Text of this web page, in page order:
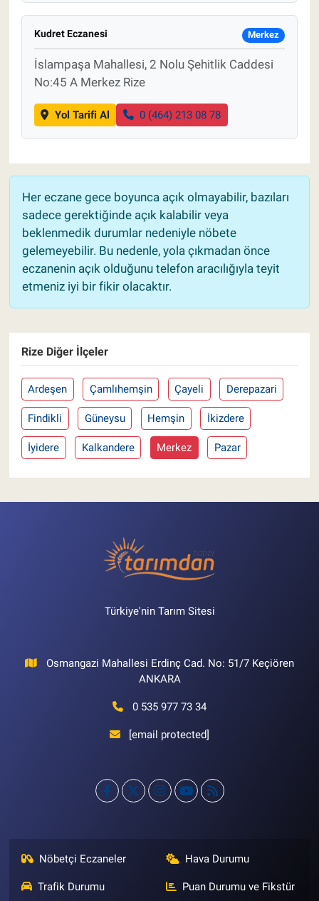
Kudret Eczanesi Merkez
İslampaşa Mahallesi, 2 Nolu Şehitlik Caddesi
No:45 A Merkez Rize
Yol Tarifi Al 0 (464) 213 08 78
Her eczane gece boyunca açık olmayabilir, bazıları
sadece gerektiğinde açık kalabilir veya
beklenmedik durumlar nedeniyle nöbete
gelemeyebilir. Bu nedenle, yola çıkmadan önce
eczanenin açık olduğunu telefon aracılığıyla teyit
etmeniz iyi bir fikir olacaktır.
Rize Diğer İlçeler
Ardeşen Çamlıhemşin Çayeli Derepazari
Findikli Güneysu Hemşin İkizdere
İyidere Kalkandere Merkez Pazar
Türkiye'nin Tarım Sitesi
Osmangazi Mahallesi Erdinç Cad. No: 51/7 Keçiören
ANKARA
0 535 977 73 34
[email protected]
Nöbetçi Eczaneler Hava Durumu
Trafik Durumu Puan Durumu ve Fikstür